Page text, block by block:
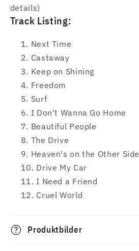
details)
Track Listing:
Next Time
Castaway
Keep on Shining
Freedom
Surf
I Don't Wanna Go Home
Beautiful People
The Drive
Heaven's on the Other Side
Drive My Car
I Need a Friend
Cruel World
Produktbilder